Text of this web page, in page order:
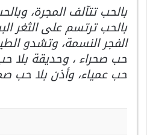
بالحب تتآلف المجرة،
بالحب ترتسم على الثغر
الفجر النسمة، وتشدو
حب صحراء ، وحديقة بلا
حب عمياء، وأذن بلا حب